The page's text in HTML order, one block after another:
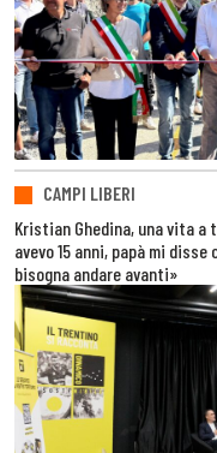
CAMPI LIBERI
Kristian Ghedina, una vita a
avevo 15 anni, papà mi
bisogna andare avanti»